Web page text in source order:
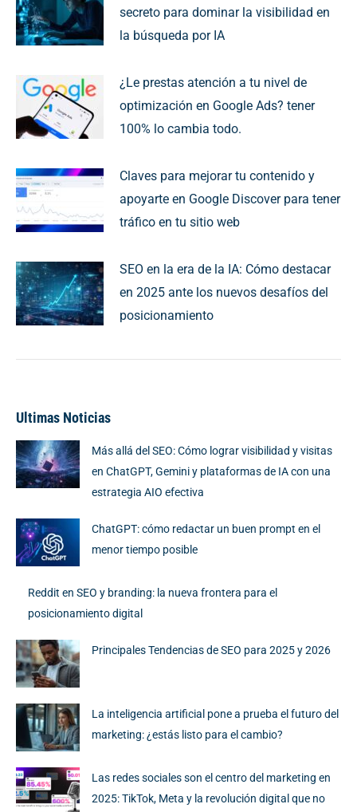
secreto para dominar la visibilidad en
la búsqueda por IA
¿Le prestas atención a tu nivel de
optimización en Google Ads? tener
100% lo cambia todo.
Claves para mejorar tu contenido y
apoyarte en Google Discover para tener
tráfico en tu sitio web
SEO en la era de la IA: Cómo destacar
en 2025 ante los nuevos desafíos del
posicionamiento
Ultimas Noticias
Más allá del SEO: Cómo lograr visibilidad y visitas
en ChatGPT, Gemini y plataformas de IA con una
estrategia AIO efectiva
ChatGPT: cómo redactar un buen prompt en el
menor tiempo posible
Reddit en SEO y branding: la nueva frontera para el
posicionamiento digital
Principales Tendencias de SEO para 2025 y 2026
La inteligencia artificial pone a prueba el futuro del
marketing: ¿estás listo para el cambio?
Las redes sociales son el centro del marketing en
2025: TikTok, Meta y la revolución digital que no